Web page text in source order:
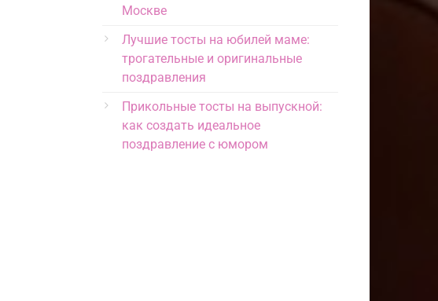
Москве
Лучшие тосты на юбилей маме:
трогательные и оригинальные
поздравления
Прикольные тосты на выпускной:
как создать идеальное
поздравление с юмором